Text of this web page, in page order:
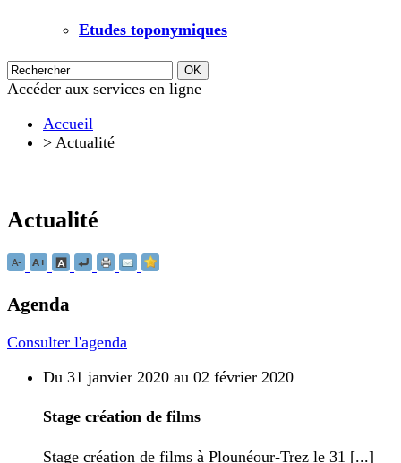
Etudes toponymiques
Accéder aux services en ligne
Accueil
> Actualité
Actualité
Agenda
Consulter l'agenda
Du 31 janvier 2020 au 02 février 2020
Stage création de films
Stage création de films à Plounéour-Trez le 31 [...]